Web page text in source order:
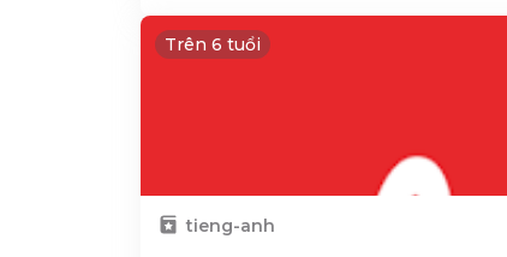
Trên 6 tuổi
tieng-anh